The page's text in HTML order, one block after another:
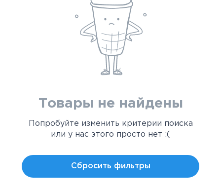
Товары не найдены
Попробуйте изменить критерии поиска
или у нас этого просто нет :(
Сбросить фильтры